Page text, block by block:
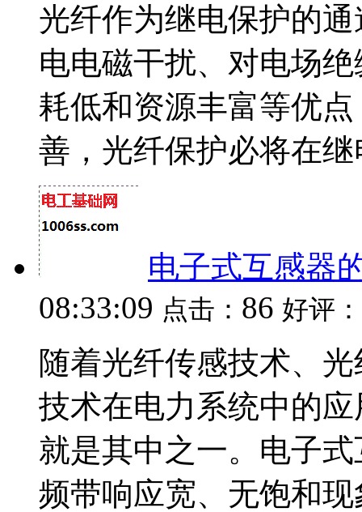
光纤作为继电保护的
电电磁干扰、对电场
耗低和资源丰富等优
善，光纤保护必将在继
电子式互感器
08:33:09 点击： 86 好评：
随着光纤传感技术、
技术在电力系统中的
就是其中之一。电子
频带响应宽、无饱和现